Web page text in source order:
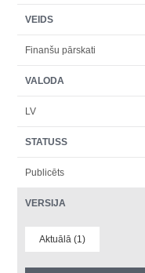
VEIDS
Finanšu pārskati
VALODA
LV
STATUSS
Publicēts
VERSIJA
Aktuālā (1)